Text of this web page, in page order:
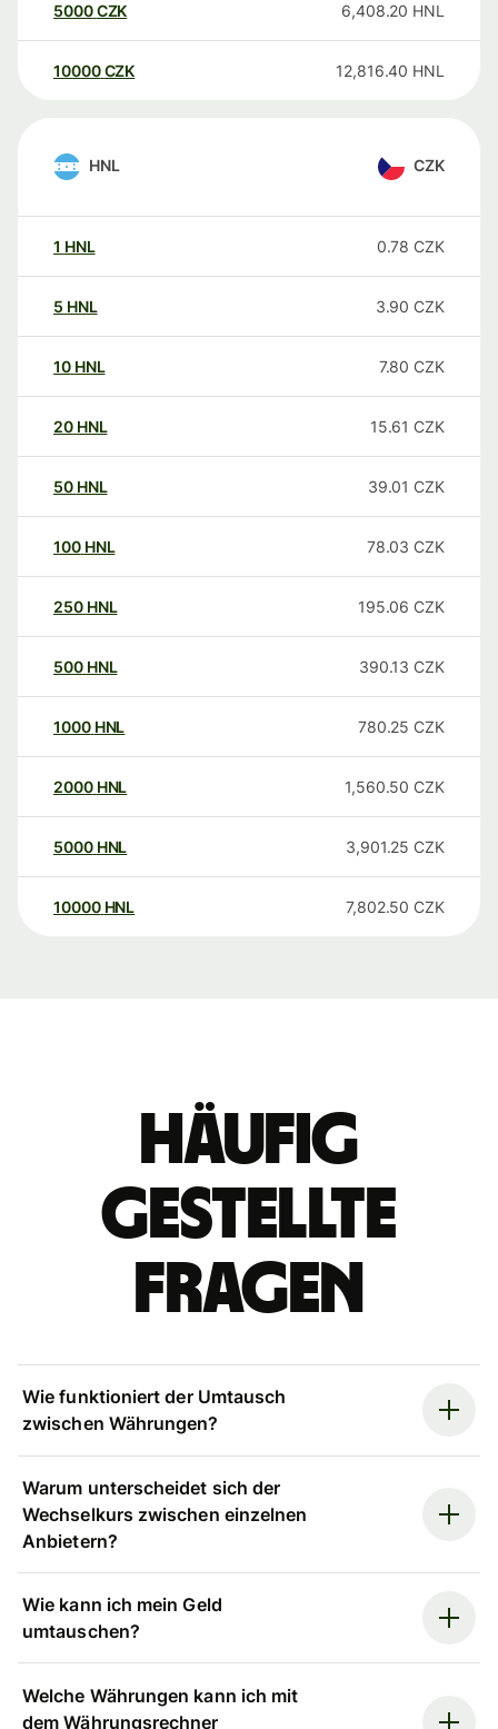
5000CZK 6,408.20 HNL
10000 CZK 12,816.40 HNL
HNL CZK
1 HNL 0.78 CZK
5 HNL 3.90 CZK
10 HNL 7.80 CZK
20 HNL 15.61 CZK
50 HNL 39.01 CZK
100 HNL 78.03 CZK
250 HNL 195.06 CZK
500 HNL 390.13 CZK
1000 HNL 780.25 CZK
2000 HNL 1,560.50 CZK
5000 HNL 3,901.25 CZK
10000 HNL 7,802.50 CZK
Häufig
gestellte
Fragen
Wie funktioniert der Umtausch
zwischen Währungen?
Warum unterscheidet sich der
Wechselkurs zwischen einzelnen
Anbietern?
Wie kann ich mein Geld
umtauschen?
Welche Währungen kann ich mit
dem Währungsrechner